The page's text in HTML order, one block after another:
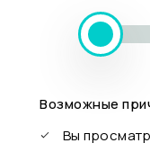
Возможные
Вы